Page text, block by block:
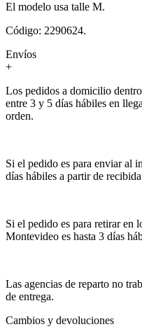
El modelo usa talle M.
Código: 2290624.
Envíos
+
Los pedidos a domicilio
entre 3 y 5 días hábiles en
orden.
Si el pedido es para enviar al
días hábiles a partir de
Si el pedido es para retirar en
Montevideo es hasta 3 días
Las agencias de reparto no
de entrega.
Cambios y devoluciones